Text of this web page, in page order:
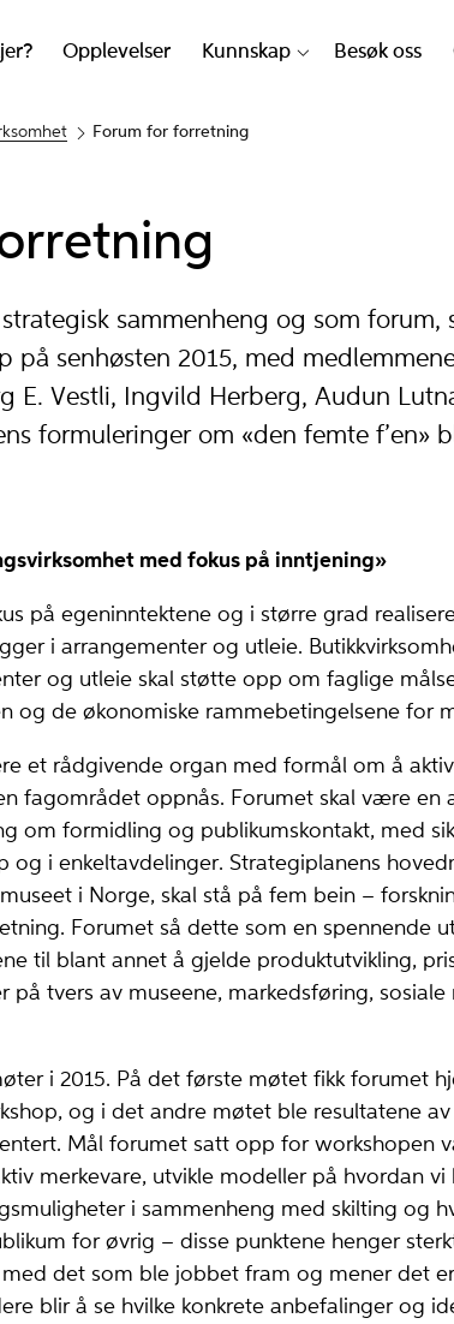
Opplevelser Kunnskap Besøk oss
Forum for forretning
sammenheng og som forum,
på senhøsten 2015, med
E. Vestli, Ingvild Herberg, Audun
formuleringer om «den femte f’en»
med fokus på inntjening»
på egeninntektene og i større grad
i arrangementer og utleie.
og utleie skal støtte opp om faglige
og de økonomiske rammebetingelsene for
et rådgivende organ med formål om å
fagområdet oppnås. Forumet skal være en
om formidling og publikumskontakt, med
og i enkeltavdelinger. Strategiplanens
i Norge, skal stå på fem bein –
Forumet så dette som en spennende
til blant annet å gjelde produktutvikling,
på tvers av museene, markedsføring, sosiale
i 2015. På det første møtet fikk forumet
og i det andre møtet ble resultatene
Mål forumet satt opp for workshopen
merkevare, utvikle modeller på hvordan vi
i sammenheng med skilting og
for øvrig – disse punktene henger
det som ble jobbet fram og mener det
blir å se hvilke konkrete anbefalinger og